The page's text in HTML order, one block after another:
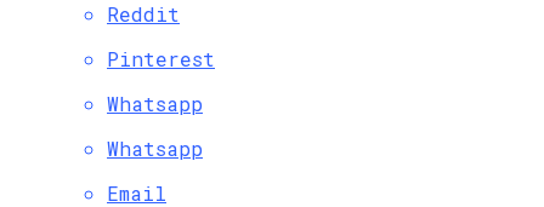
Reddit
Pinterest
Whatsapp
Whatsapp
Email